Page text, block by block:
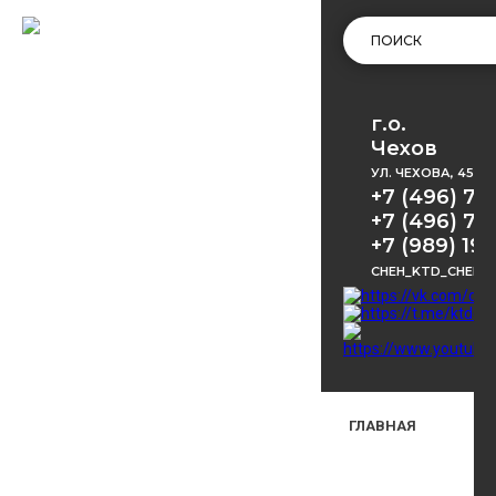
г.о.
Чехов
УЛ. ЧЕХОВА, 45
+7 (496)
+7 (496)
+7 (989)
ГЛАВНАЯ